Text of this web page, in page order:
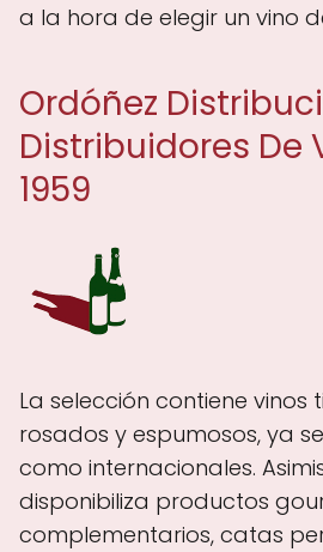
a la hora de elegir un vino
Ordóñez
Distribuidores De
1959
La selección contiene vinos
rosados y espumosos, ya
como internacionales.
disponibiliza productos
complementarios, catas